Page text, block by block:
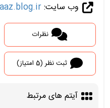
وب سایت:
نظرات
ثبت نظر (5 امتیاز)
آیتم های مرتبط